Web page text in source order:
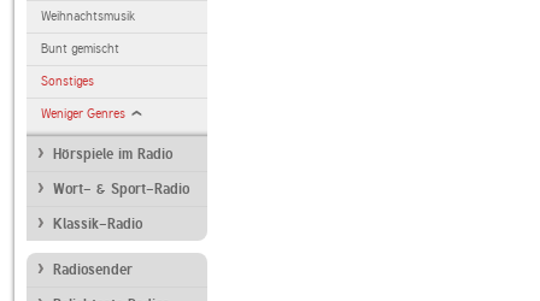
Weihnachtsmusik
Bunt gemischt
Sonstiges
Weniger Genres
Hörspiele im Radio
Wort- & Sport-Radio
Klassik-Radio
Radiosender